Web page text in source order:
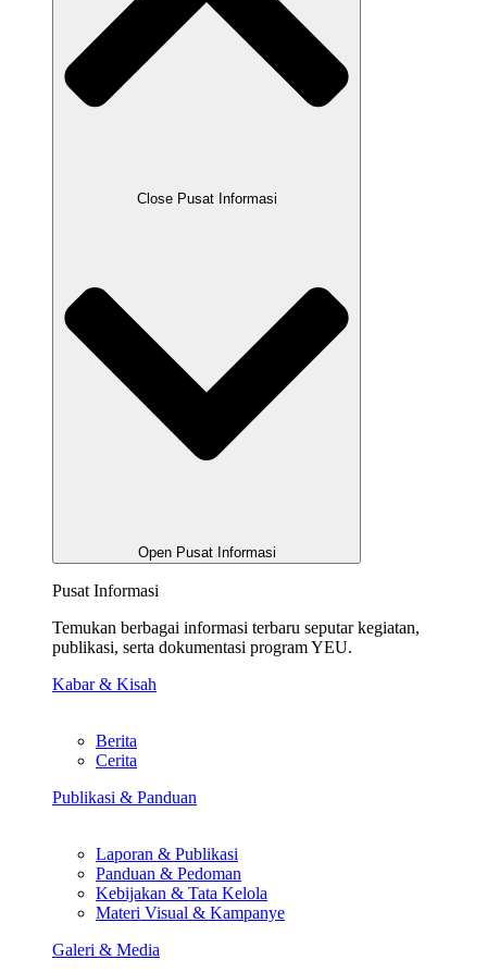
Close Pusat Informasi
Open Pusat Informasi
Pusat Informasi
Temukan berbagai informasi terbaru seputar kegiatan,
publikasi, serta dokumentasi program YEU.
Kabar & Kisah
Berita
Cerita
Publikasi & Panduan
Laporan & Publikasi
Panduan & Pedoman
Kebijakan & Tata Kelola
Materi Visual & Kampanye
Galeri & Media